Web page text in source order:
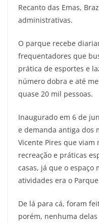
Recanto das Emas,
administrativas.
O parque recebe
frequentadores que
prática de esportes e
número dobra e até
quase 20 mil pessoas.
Inaugurado em 6 de
e demanda antiga dos
Vicente Pires que viam
recreação e práticas
casas, já que o espaço
atividades era o
De lá para cá, foram
porém, nenhuma